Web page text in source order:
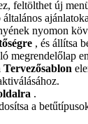
feltölthet új
nyomon
, és állítsa
megrendelőlap
Tervezősablon
.
a